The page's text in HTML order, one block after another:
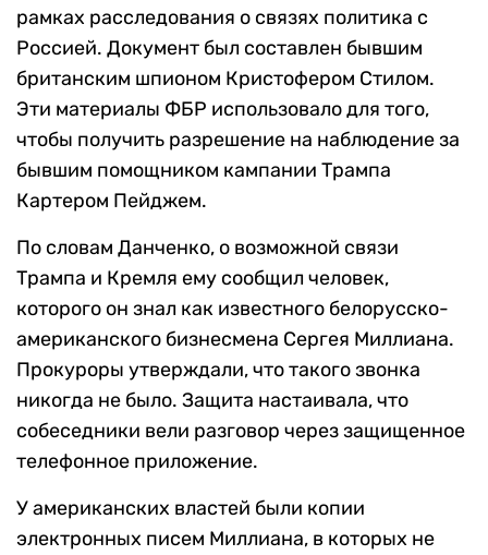
рамках расследования о связях политика с
Россией. Документ был составлен бывшим
британским шпионом Кристофером Стилом.
Эти материалы ФБР использовало для того,
чтобы получить разрешение на наблюдение за
бывшим помощником кампании Трампа
Картером Пейджем.
По словам Данченко, о возможной связи
Трампа и Кремля ему сообщил человек,
которого он знал как известного белорусско-
американского бизнесмена Сергея Миллиана.
Прокуроры утверждали, что такого звонка
никогда не было. Защита настаивала, что
собеседники вели разговор через защищенное
телефонное приложение.
У американских властей были копии
электронных писем Миллиана, в которых не